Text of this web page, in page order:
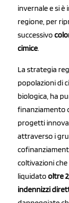
invernale e si
regione, per
successivo
cimice.
La strategia
popolazioni di
biologica, ha
finanziamento
progetti
attraverso i
coltivazioni che
liquidato oltre
indennizzi